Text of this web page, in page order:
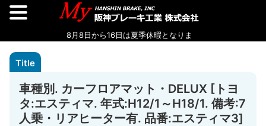
車種別. カーフロアマット・DELUX [トヨ
タ:エスティマ. 年式:H12/1～H18/1. 備考:7
人乗・リアヒーター有. 品番:エスティマ3]